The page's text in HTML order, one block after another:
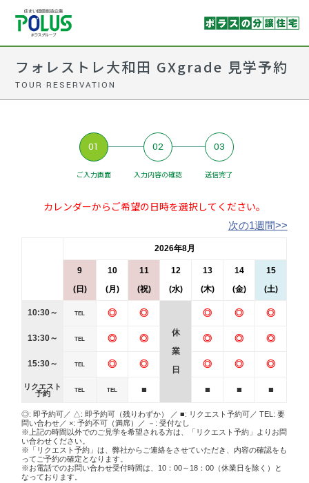
フォレストレ大和田 GXgrade 見学予約
TOUR RESERVATION
01
ご入力画面
02
入力内容の確認
03
送信完了
カレンダーからご希望の日時を選択してください。
次の1週間>>
2026年8月
9
(日)
10
(月)
11
(祝)
12
(水)
13
(木)
14
(金)
15
(土)
10:30～ TEL ◎ ◎
休
業
日
◎ ◎ ◎
13:30～ TEL ◎ ◎ ◎ ◎ ◎
15:30～ TEL ◎ ◎ ◎ ◎ ◎
リクエスト
予約
TEL TEL ■ ■ ■ ■
◎: 即予約可／ △: 即予約可（残りわずか） ／ ■: リクエスト予約可／ TEL: 要
問い合わせ／ ×: 予約不可（満席）／ －: 受付なし
※上記の時間以外でのご見学を希望される方は、「リクエスト予約」よりお問
い合わせください。
※「リクエスト予約」は、弊社からご連絡をさせていただき、内容の確認をも
ってご予約の確定となります。
※お電話でのお問い合わせ受付時間は、10：00～18：00（休業日を除く）と
なっております。